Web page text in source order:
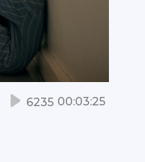
6235 00:03:25